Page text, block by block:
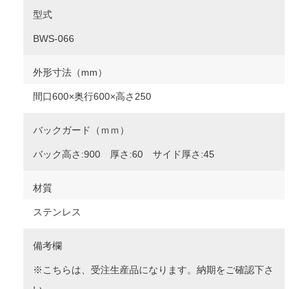
型式
BWS-066
外形寸法（mm）
間口600×奥行600×高さ250
バックガード（ｍｍ）
バック高さ:900 厚さ:60 サイド厚さ:45
材質
ステンレス
備考欄
※こちらは、受注生産品になります。納期をご確認下さ